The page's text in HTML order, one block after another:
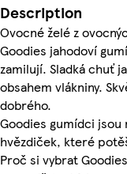
Description
Ovocné želé z
Goodies jahodoví
zamilují. Sladká chuť
obsahem vlákniny.
dobrého.
Goodies gumídci jsou
hvězdiček, které
Proč si vybrat